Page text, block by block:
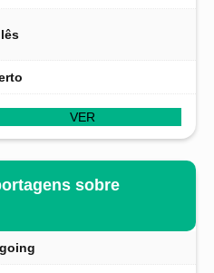
VER
sobre